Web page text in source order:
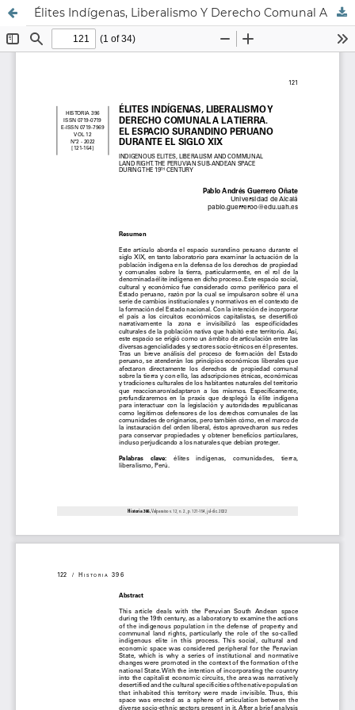
Élites Indígenas, Liberalismo Y Derecho Comunal A La Tierra. El Espacio Surandino Peruano Durante El Siglo Xix